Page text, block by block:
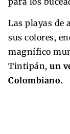
Las playas de
sus colores,
magnífico
Tintipán, un
Colombiano.